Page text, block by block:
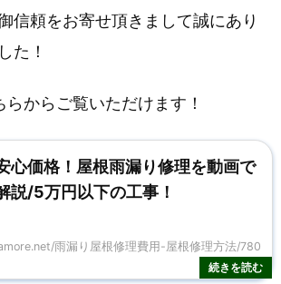
信頼をお寄せ頂きまして誠にあり
た！
からご覧いただけます！
心価格！屋根雨漏り修理を動画で
説/5万円以下の工事！
雨漏り屋根修理費用-屋根修理方法/780